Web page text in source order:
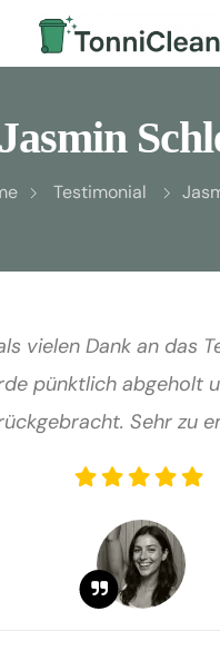
Jasmin
Testimonial
vielen Dank an das
pünktlich abgeholt
Sehr zu